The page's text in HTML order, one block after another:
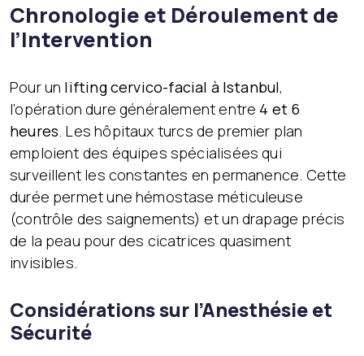
Chronologie et Déroulement de
l’Intervention
Pour un lifting cervico-facial à Istanbul,
l’opération dure généralement entre 4 et 6
heures. Les hôpitaux turcs de premier plan
emploient des équipes spécialisées qui
surveillent les constantes en permanence. Cette
durée permet une hémostase méticuleuse
(contrôle des saignements) et un drapage précis
de la peau pour des cicatrices quasiment
invisibles.
Considérations sur l’Anesthésie et
Sécurité